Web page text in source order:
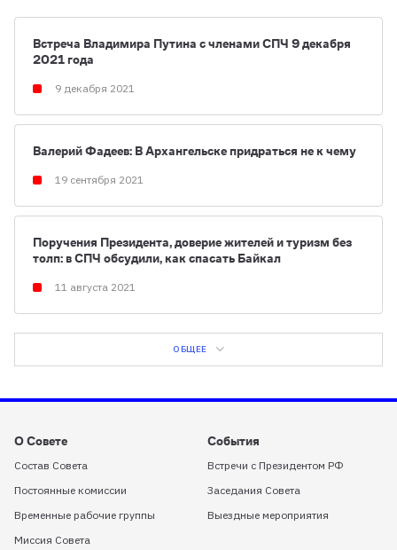
ОБЩЕЕ
Встреча Владимира Путина с членами СПЧ 9 декабря
2021 года
9 декабря 2021
Валерий Фадеев: В Архангельске придраться не к чему
19 сентября 2021
Поручения Президента, доверие жителей и туризм без
толп: в СПЧ обсудили, как спасать Байкал
11 августа 2021
О Совете
Состав Совета
Постоянные комиссии
Временные рабочие группы
Миссия Совета
События
Встречи с Президентом РФ
Заседания Совета
Выездные мероприятия